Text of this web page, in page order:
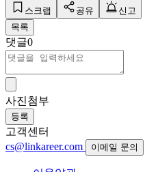
스크랩 공유
신고
목록
댓글0
사진첨부
등록
고객센터
cs@linkareer.com
이메일 문의